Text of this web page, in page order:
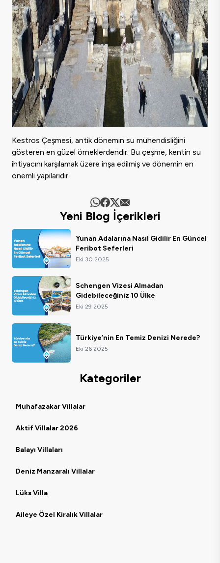
Kestros Çeşmesi, antik dönemin su mühendisliğini
gösteren en güzel örneklerdendir. Bu çeşme, kentin su
ihtiyacını karşılamak üzere inşa edilmiş ve dönemin en
önemli yapılarıdır.
Yeni Blog İçerikleri
Yunan Adalarına Nasıl Gidilir En Güncel
Feribot Seferleri
Eki 30 2025
Schengen Vizesi Almadan
Gidebileceğiniz 10 Ülke
Eki 29 2025
Türkiye’nin En Temiz Denizi Nerede?
Eki 26 2025
Kategoriler
Muhafazakar Villalar
Aktif Villalar 2026
Balayı Villaları
Deniz Manzaralı Villalar
Lüks Villa
Aileye Özel Kiralık Villalar